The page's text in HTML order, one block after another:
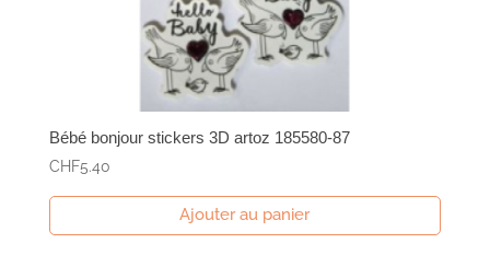
Bébé bonjour stickers 3D artoz 185580-87
CHF5.40
Ajouter au panier